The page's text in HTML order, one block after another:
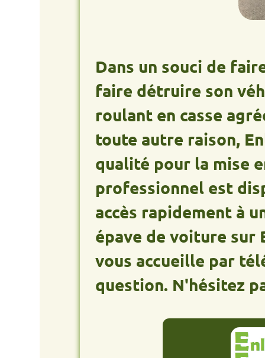
Dans un souci de faire
faire détruire son
roulant en casse agréée,
toute autre raison,
qualité pour la mise en
professionnel est
accès rapidement à un
épave de voiture sur
vous accueille par
question. N'hésitez pas à